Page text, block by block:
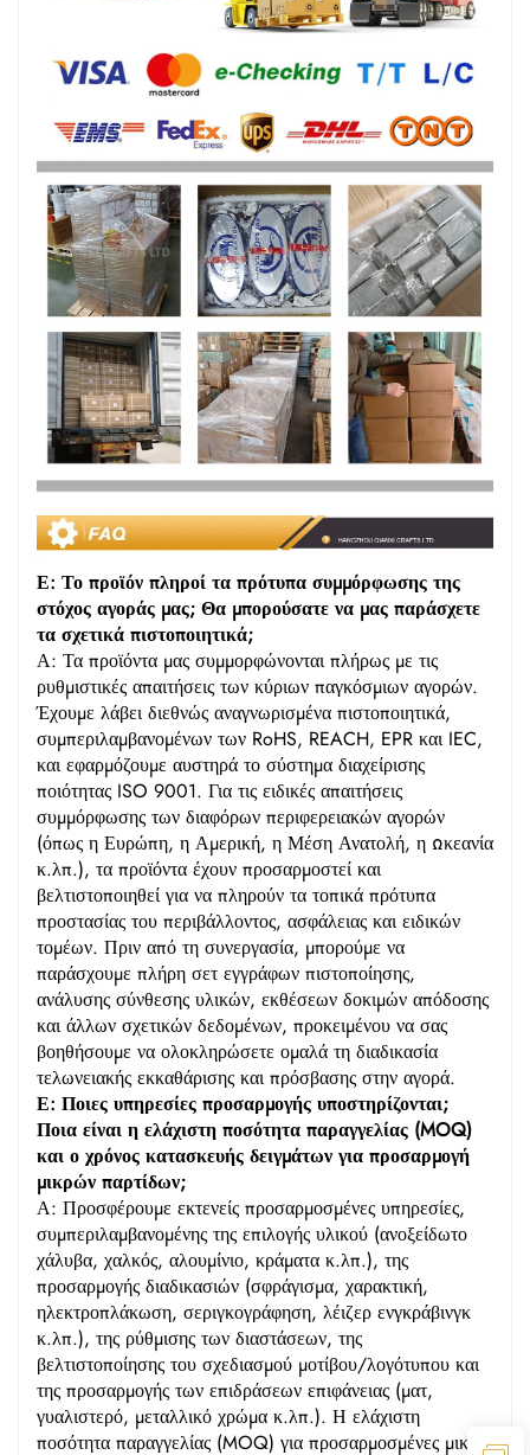
Ε: Το προϊόν πληροί τα πρότυπα συμμόρφωσης της
στόχος αγοράς μας; Θα μπορούσατε να μας παράσχετε
τα σχετικά πιστοποιητικά;
Α: Τα προϊόντα μας συμμορφώνονται πλήρως με τις
ρυθμιστικές απαιτήσεις των κύριων παγκόσμιων αγορών.
Έχουμε λάβει διεθνώς αναγνωρισμένα πιστοποιητικά,
συμπεριλαμβανομένων των RoHS, REACH, EPR και IEC,
και εφαρμόζουμε αυστηρά το σύστημα διαχείρισης
ποιότητας ISO 9001. Για τις ειδικές απαιτήσεις
συμμόρφωσης των διαφόρων περιφερειακών αγορών
(όπως η Ευρώπη, η Αμερική, η Μέση Ανατολή, η Ωκεανία
κ.λπ.), τα προϊόντα έχουν προσαρμοστεί και
βελτιστοποιηθεί για να πληρούν τα τοπικά πρότυπα
προστασίας του περιβάλλοντος, ασφάλειας και ειδικών
τομέων. Πριν από τη συνεργασία, μπορούμε να
παράσχουμε πλήρη σετ εγγράφων πιστοποίησης,
ανάλυσης σύνθεσης υλικών, εκθέσεων δοκιμών απόδοσης
και άλλων σχετικών δεδομένων, προκειμένου να σας
βοηθήσουμε να ολοκληρώσετε ομαλά τη διαδικασία
τελωνειακής εκκαθάρισης και πρόσβασης στην αγορά.
Ε: Ποιες υπηρεσίες προσαρμογής υποστηρίζονται;
Ποια είναι η ελάχιστη ποσότητα παραγγελίας (MOQ)
και ο χρόνος κατασκευής δειγμάτων για προσαρμογή
μικρών παρτίδων;
Α: Προσφέρουμε εκτενείς προσαρμοσμένες υπηρεσίες,
συμπεριλαμβανομένης της επιλογής υλικού (ανοξείδωτο
χάλυβα, χαλκός, αλουμίνιο, κράματα κ.λπ.), της
προσαρμογής διαδικασιών (σφράγισμα, χαρακτική,
ηλεκτροπλάκωση, σεριγκογράφηση, λέιζερ ενγκράβινγκ
κ.λπ.), της ρύθμισης των διαστάσεων, της
βελτιστοποίησης του σχεδιασμού μοτίβου/λογότυπου και
της προσαρμογής των επιδράσεων επιφάνειας (ματ,
γυαλιστερό, μεταλλικό χρώμα κ.λπ.). Η ελάχιστη
ποσότητα παραγγελίας (MOQ) για προσαρμοσμένες μικρές